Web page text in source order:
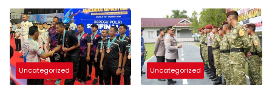
Kepastian Hukum
Uncategorized Uncategorized